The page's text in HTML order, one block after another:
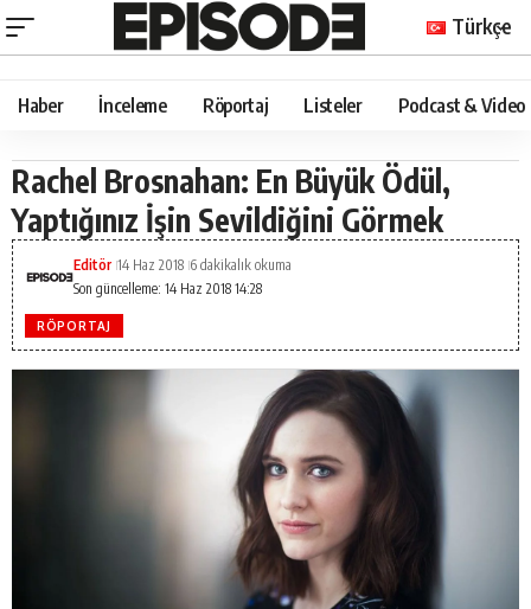
Türkçe
Haber İnceleme Röportaj Listeler Podcast & Video
Rachel Brosnahan: En Büyük Ödül,
Yaptığınız İşin Sevildiğini Görmek
Son güncelleme: 14 Haz 2018 14:28
Editör 14 Haz 2018 6 dakikalık okuma
RÖPORTAJ